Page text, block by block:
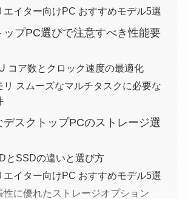
エイター向けPC おすすめモデル5選
ップPC選びで注意すべき性能要
コア数とクロック速度の最適化
リ スムーズなマルチタスクに必要な
デスクトップPCのストレージ選
とSSDの違いと選び方
エイター向けPC おすすめモデル5選
性に優れたストレージオプション